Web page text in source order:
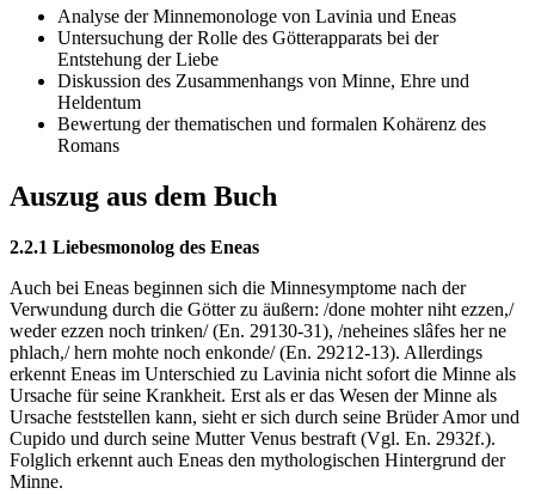
Analyse der Minnemonologe von Lavinia und Eneas
Untersuchung der Rolle des Götterapparats bei der
Entstehung der Liebe
Diskussion des Zusammenhangs von Minne, Ehre und
Heldentum
Bewertung der thematischen und formalen Kohärenz des
Romans
Auszug aus dem Buch
2.2.1 Liebesmonolog des Eneas
Auch bei Eneas beginnen sich die Minnesymptome nach der
Verwundung durch die Götter zu äußern: /done mohter niht ezzen,/
weder ezzen noch trinken/ (En. 29130-31), /neheines slâfes her ne
phlach,/ hern mohte noch enkonde/ (En. 29212-13). Allerdings
erkennt Eneas im Unterschied zu Lavinia nicht sofort die Minne als
Ursache für seine Krankheit. Erst als er das Wesen der Minne als
Ursache feststellen kann, sieht er sich durch seine Brüder Amor und
Cupido und durch seine Mutter Venus bestraft (Vgl. En. 2932f.).
Folglich erkennt auch Eneas den mythologischen Hintergrund der
Minne.